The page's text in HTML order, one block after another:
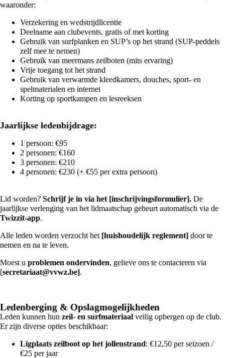
waaronder:
Verzekering en wedstrijdlicentie
Deelname aan clubevents, gratis of met korting
Gebruik van surfplanken en SUP’s op het strand (SUP-peddels
zelf mee te nemen)
Gebruik van meermans zeilboten (mits ervaring)
Vrije toegang tot het strand
Gebruik van verwarmde kleedkamers, douches, sport- en
spelmaterialen en internet
Korting op sportkampen en lesreeksen
Jaarlijkse ledenbijdrage:
1 persoon: €95
2 personen: €160
3 personen: €210
4 personen: €230 (+ €55 per extra persoon)
Lid worden? Schrijf je in via het [inschrijvingsformulier]. De
jaarlijkse verlenging van het lidmaatschap gebeurt automatisch via de
Twizzit-app.
Alle leden worden verzocht het [huishoudelijk reglement] door te
nemen en na te leven.
Moest u problemen ondervinden, gelieve ons te contacteren via
[secretariaat@vvwz.be].
Ledenberging & Opslagmogelijkheden
Leden kunnen hun zeil- en surfmateriaal veilig opbergen op de club.
Er zijn diverse opties beschikbaar:
Ligplaats zeilboot op het jollenstrand: €12,50 per seizoen /
€25 per jaar